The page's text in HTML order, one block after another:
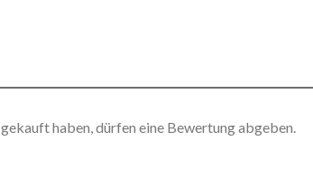
haben, dürfen eine Bewertung abgeben.